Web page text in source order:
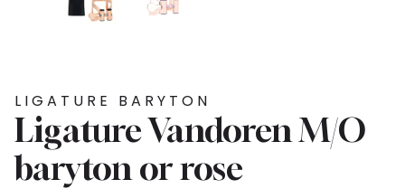
LIGATURE BARYTON
Ligature Vandoren M/O
baryton or rose